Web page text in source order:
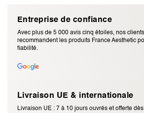
Entreprise de confiance
Avec plus de 5 000 avis cinq étoiles, nos
recommandent les produits France Aesthetic
fiabilité.
Livraison UE & internationale
Livraison UE : 7 à 10 jours ouvrés et offerte dès
J’accepte les termes et conditions